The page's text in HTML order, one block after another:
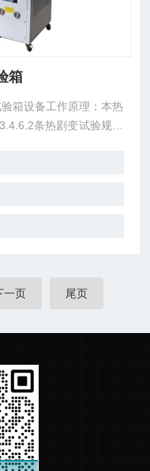
箱
箱设备工作原理：本热
条热剧变试验规定
考核灯具透明罩跟玻璃
一页 尾页